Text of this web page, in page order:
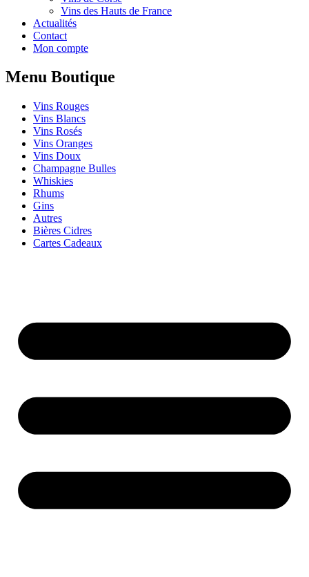
Vins des Hauts de France
Actualités
Contact
Mon compte
Menu Boutique
Vins Rouges
Vins Blancs
Vins Rosés
Vins Oranges
Vins Doux
Champagne Bulles
Whiskies
Rhums
Gins
Autres
Bières Cidres
Cartes Cadeaux